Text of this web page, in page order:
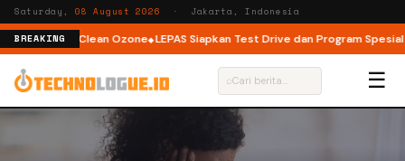
Saturday,08 August 2026 · Jakarta, Indonesia
BREAKINGDryClean Ozone LEPAS Siapkan Test Drive dan Program Spesial
⌕ ☰